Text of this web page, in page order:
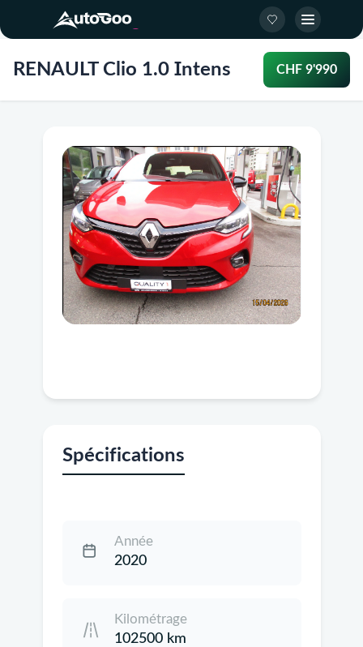
RENAULT Clio 1.0 Intens CHF 9'990
Spécifications
Année
2020
Kilométrage
102500 km